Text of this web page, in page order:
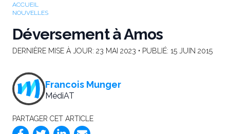
ACCUEIL
NOUVELLES
Déversement à Amos
DERNIÈRE MISE À JOUR: 23 MAI 2023 • PUBLIÉ: 15 JUIN 2015
Francois Munger
MédiAT
PARTAGER CET ARTICLE